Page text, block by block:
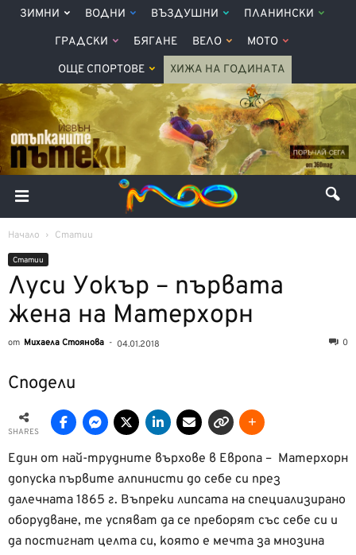
ЗИМНИ ВОДНИ ВЪЗДУШНИ ПЛАНИНСКИ
ГРАДСКИ БЯГАНЕ ВЕЛО МОТО
ОЩЕ СПОРТОВЕ ХИЖА НА ГОДИНАТА
Начало Статии
Статии
Луси Уокър – първата
жена на Матерхорн
от Михаела Стоянова - 04.01.2018 0
Сподели
SHARES
Един от най-трудните върхове в Европа – Матерхорн
допуска първите алпинисти до себе си през
далечната 1865 г. Въпреки липсата на специализирано
оборудване, те успяват да се преборят със себе си и
да постигнат целта си, която е мечта за мнозина